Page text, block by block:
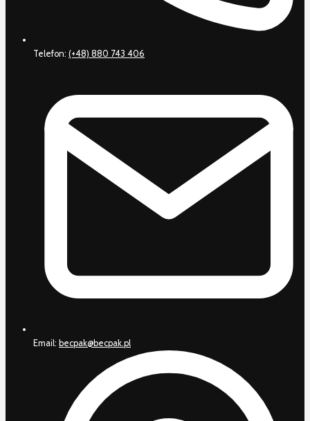
Telefon: (+48) 880 743 406
Email: becpak@becpak.pl